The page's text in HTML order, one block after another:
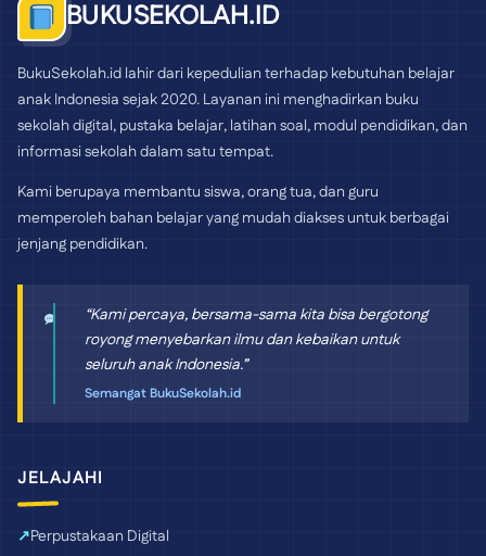
BUKUSEKOLAH.ID
BukuSekolah.id lahir dari kepedulian terhadap kebutuhan belajar
anak Indonesia sejak 2020. Layanan ini menghadirkan buku
sekolah digital, pustaka belajar, latihan soal, modul pendidikan, dan
informasi sekolah dalam satu tempat.
Kami berupaya membantu siswa, orang tua, dan guru
memperoleh bahan belajar yang mudah diakses untuk berbagai
jenjang pendidikan.
“Kami percaya, bersama-sama kita bisa bergotong
royong menyebarkan ilmu dan kebaikan untuk
seluruh anak Indonesia.”
Semangat BukuSekolah.id
JELAJAHI
Perpustakaan Digital